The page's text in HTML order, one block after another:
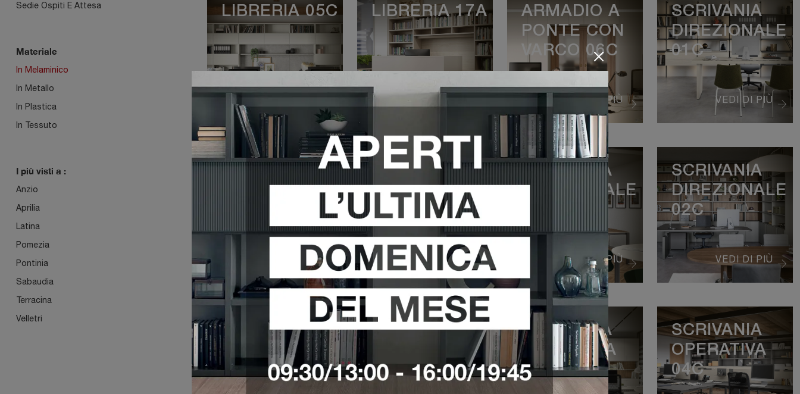
Sedie Ospiti E Attesa
Materiale
In Melaminico
In Metallo
In Plastica
In Tessuto
I più visti a :
Anzio
Aprilia
Latina
Pomezia
Pontinia
Sabaudia
Terracina
Velletri
VEDI DI PIÙ
LIBRERIA 05C LIBRERIA 17A
VEDI DI PIÙ
ARMADIO A
PONTE CON
VARCO 06C
VEDI DI PIÙ
SCRIVANIA
DIREZIONALE
01C
VEDI DI PIÙ
ARMADIO A
VEDI DI PIÙ
SCRIVANIA
DIREZIONALE
02A
VEDI DI PIÙ
SCRIVANIA
DIREZIONALE
VEDI DI PIÙ
SCRIVANIA
DIREZIONALE
02C
SCRIVANIA
OPERATIVA
02C
SCRIVANIA
04A
SCRIVANIA
OPERATIVA
04B
SCRIVANIA
OPERATIVA
04C